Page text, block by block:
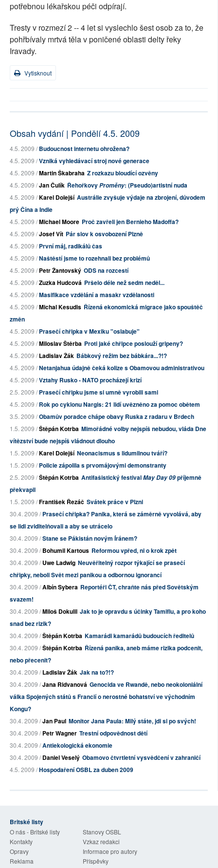
potřebnou lékařskou péči odpírají.
Tresty v rozmezí 2 -- 4 let si vyslechlo šest osob za to, že
pohřbívaly mrtvá těla v poničené oblasti delty řeky
Iravady.
Vytisknout
Obsah vydání | Pondělí 4.5. 2009
4.5. 2009 /Budoucnost internetu ohrožena?
4.5. 2009 /Vzniká vyhledávací stroj nové generace
4.5. 2009 /Martin Škabraha Z rozkazu bloudící ozvěny
4.5. 2009 /Jan Čulík ŘehořkovyProměny: (Pseudo)artistní nuda
4.5. 2009 /Karel Dolejší Austrálie zvyšuje výdaje na zbrojení, důvodem
prý Čína a Indie
4.5. 2009 /Michael Moore Proč zavřeli jen Bernieho Madoffa?
4.5. 2009 /Josef Vít Pár slov k osvobození Plzně
4.5. 2009 /První máj, radikálů čas
4.5. 2009 /Naštěstí jsme to rozehnali bez problémů
4.5. 2009 /Petr Žantovský ODS na rozcestí
4.5. 2009 /Zuzka Hudcová Pršelo déle než sedm neděl...
4.5. 2009 /Masifikace vzdělání a masakr vzdělanosti
4.5. 2009 /Michal Kesudis Řízená ekonomická migrace jako spouštěč
změn
4.5. 2009 /Prasečí chřipka v Mexiku "oslabuje"
4.5. 2009 /Miloslav Štěrba Proti jaké chřipce poslouží gripeny?
4.5. 2009 /Ladislav Žák Bábkový režim bez bábkára...?!?
4.5. 2009 /Netanjahua údajně čeká kolize s Obamovou administrativou
4.5. 2009 /Vztahy Rusko - NATO procházejí krizí
2.5. 2009 /Prasečí chřipku jsme si umně vyrobili sami
4.5. 2009 /Rok po cyklonu Nargis: 21 lidí uvězněno za pomoc obětem
3.5. 2009 /Obamův poradce chápe obavy Ruska z radaru v Brdech
1.5. 2009 /Štěpán Kotrba Mimořádné volby nejspíš nebudou, vláda Dne
vítězství bude nejspíš vládnout dlouho
1.5. 2009 /Karel Dolejší Neonacismus s lidumilnou tváří?
1.5. 2009 /Policie zápolila s prvomájovými demonstranty
2.5. 2009 /Štěpán Kotrba Antifašistický festivalMay Day 09příjemně
překvapil
1.5. 2009 /František Řezáč Svátek práce v Plzni
30.4. 2009 /Prasečí chřipka? Panika, která se záměrně vyvolává, aby
se lidi zviditelňovali a aby se utrácelo
30.4. 2009 /Stane se Pákistán novým Íránem?
30.4. 2009 /Bohumil Kartous Reformou vpřed, ni o krok zpět
30.4. 2009 /Uwe Ladwig Neuvěřitelný rozpor týkající se prasečí
chřipky, neboli Svět mezi panikou a odbornou ignorancí
30.4. 2009 /Albín Sybera Reportéři ČT, chraňte nás před Sovětským
svazem!
30.4. 2009 /Miloš Dokulil Jak to je opravdu s účinky Tamiflu, a pro koho
snad bez rizik?
30.4. 2009 /Štěpán Kotrba Kamarádi kamarádů budoucích ředitelů
30.4. 2009 /Štěpán Kotrba Řízená panika, aneb máme rizika podcenit,
nebo přecenit?
30.4. 2009 /Ladislav Žák Jak na to?!?
30.4. 2009 /Jana Ridvanová Genocida ve Rwandě, nebo neokoloniální
válka Spojených států s Francií o nerostné bohatství ve východním
Kongu?
30.4. 2009 /Jan Paul Monitor Jana Paula: Milý státe, jdi si po svých!
30.4. 2009 /Petr Wagner Trestní odpovědnost dětí
30.4. 2009 /Antiekologická ekonomie
30.4. 2009 /Daniel Veselý Obamovo čtvrtletní vysvědčení v zahraničí
4.5. 2009 /Hospodaření OSBL za duben 2009
Britské listy
O nás - Britské listy
Stanovy OSBL
Kontakty
Vzkaz redakci
Opravy
Informace pro autory
Reklama
Příspěvky